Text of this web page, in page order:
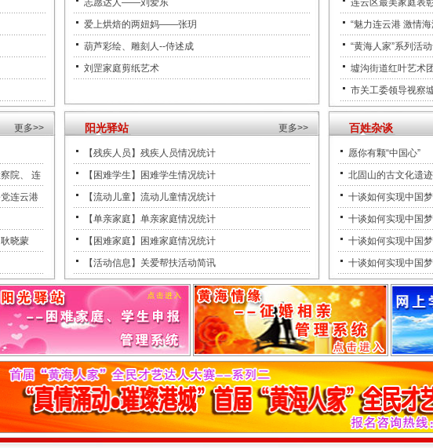
志愿达人——刘爱东
爱上烘焙的两妞妈——张玥
葫芦彩绘、雕刻人--侍述成
刘罡家庭剪纸艺术
连云区最美家庭表
“魅力连云港 激情
“黄海人家”系列活
墟沟街道红叶艺术
市关工委领导视察
更多>>
院、 连
连云港
晓蒙
阳光驿站 更多>>
【残疾人员】残疾人员情况统计
【困难学生】困难学生情况统计
【流动儿童】流动儿童情况统计
【单亲家庭】单亲家庭情况统计
【困难家庭】困难家庭情况统计
【活动信息】关爱帮扶活动简讯
百姓杂谈
愿你有颗“中国心”
北固山的古文化遗
十谈如何实现中国
十谈如何实现中国
十谈如何实现中国
十谈如何实现中国